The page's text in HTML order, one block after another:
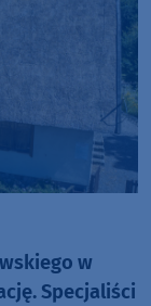
w
Specjaliści